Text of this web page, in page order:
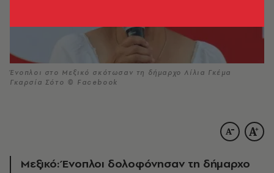
Ένοπλοι στο Μεξικό σκότωσαν τη δήμαρχο Λίλια Γκέμα
Γκαρσία Σότο © Facebook
Μεξικό: Ένοπλοι δολοφόνησαν τη δήμαρχο